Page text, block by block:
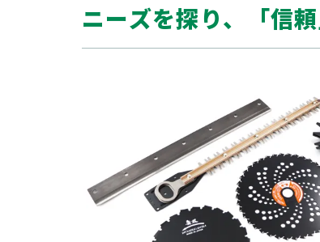
ニーズを探り、「信